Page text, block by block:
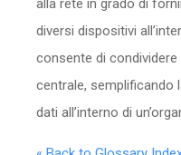
alla rete in grado di
diversi dispositivi
consente di
centrale, semplificando
dati all’interno di